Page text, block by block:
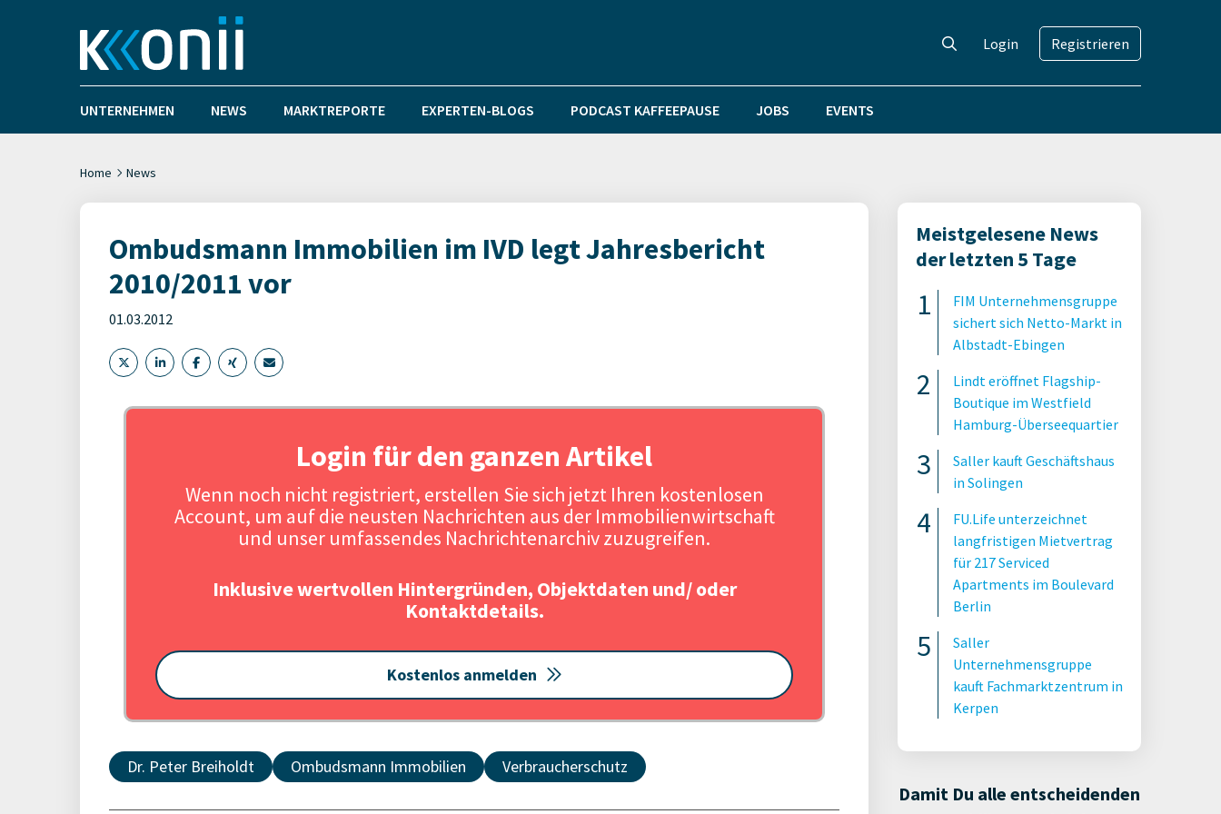
Login Registrieren
UNTERNEHMEN NEWS MARKTREPORTE EXPERTEN-BLOGS PODCAST KAFFEEPAUSE JOBS EVENTS
Home News
Ombudsmann Immobilien im IVD legt Jahresbericht
2010/2011 vor
01.03.2012
Login für den ganzen Artikel
Wenn noch nicht registriert, erstellen Sie sich jetzt Ihren kostenlosen
Account, um auf die neusten Nachrichten aus der Immobilienwirtschaft
und unser umfassendes Nachrichtenarchiv zuzugreifen.
Inklusive wertvollen Hintergründen, Objektdaten und/ oder
Kontaktdetails.
Kostenlos anmelden
Dr. Peter Breiholdt Ombudsmann Immobilien Verbraucherschutz
Meistgelesene News
der letzten 5 Tage
FIM Unternehmensgruppe
sichert sich Netto-Markt in
Albstadt-Ebingen
Lindt eröffnet Flagship-
Boutique im Westfield
Hamburg-Überseequartier
Saller kauft Geschäftshaus
in Solingen
FU.Life unterzeichnet
langfristigen Mietvertrag
für 217 Serviced
Apartments im Boulevard
Berlin
Saller
Unternehmensgruppe
kauft Fachmarktzentrum in
Kerpen
Damit Du alle entscheidenden